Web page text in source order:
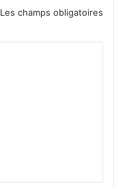
Les champs obligatoires